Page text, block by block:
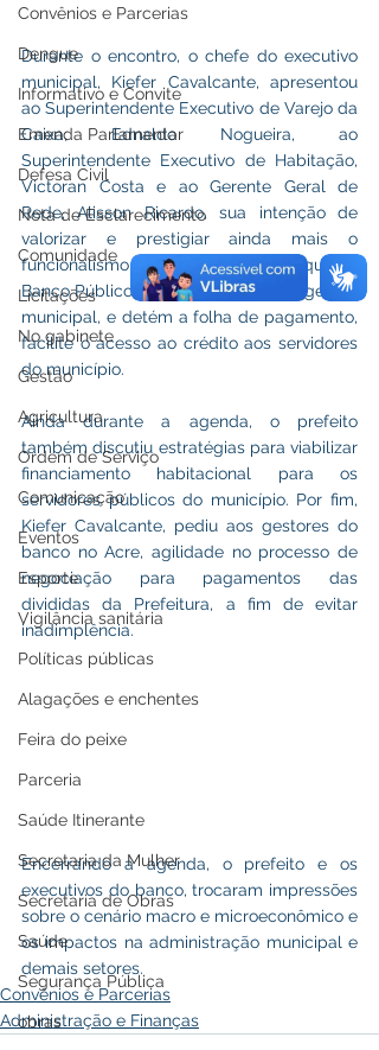
Convênios e Parcerias
Dengue
Informativo e Convite
Emenda Parlamentar
Defesa Civil
Nota de Esclarecimento
Comunidade
Licitações
No gabinete
Gestão
Agricultura
Ordem de Serviço
Comunicação
Eventos
Esporte
Vigilância sanitária
Políticas públicas
Alagações e enchentes
Feira do peixe
Parceria
Saúde Itinerante
Secretaria da Mulher
Secretaria de Obras
Saúde
Segurança Pública
obras
Durante o encontro, o chefe do executivo
municipal, Kiefer Cavalcante, apresentou
ao Superintendente Executivo de Varejo da
Caixa, Ednaldo Nogueira, ao
Superintendente Executivo de Habitação,
Victoran Costa e ao Gerente Geral de
Rede, Alisson Ricardo, sua intenção de
valorizar e prestigiar ainda mais o
funcionalismo público, e pediu que o
Banco Público, que já é parceiro da gestão
municipal, e detém a folha de pagamento,
facilite o acesso ao crédito aos servidores
do município.
Ainda durante a agenda, o prefeito
também discutiu estratégias para viabilizar
financiamento habitacional para os
servidores públicos do município. Por fim,
Kiefer Cavalcante, pediu aos gestores do
banco no Acre, agilidade no processo de
negociação para pagamentos das
divididas da Prefeitura, a fim de evitar
inadimplência.
Encerrando a agenda, o prefeito e os
executivos do banco, trocaram impressões
sobre o cenário macro e microeconômico e
os impactos na administração municipal e
demais setores.
Convênios e Parcerias
Administração e Finanças